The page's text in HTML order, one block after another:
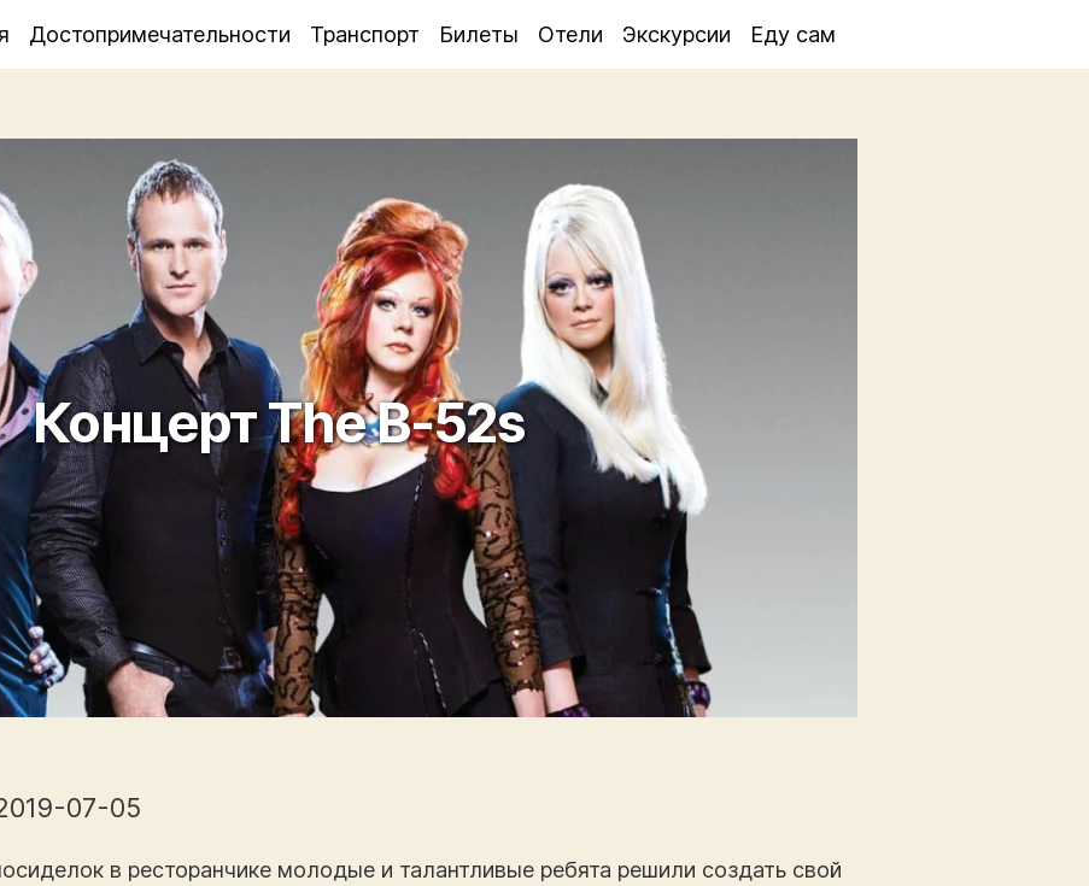
Достопримечательности Транспорт Билеты Отели Экскурсии Еду сам
Концерт The B-52s
07-05
в ресторанчике молодые и талантливые ребята решили создать свой